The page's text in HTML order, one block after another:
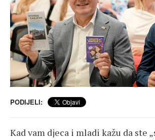
PODIJELI:
Kad vam djeca i mladi kažu da ste